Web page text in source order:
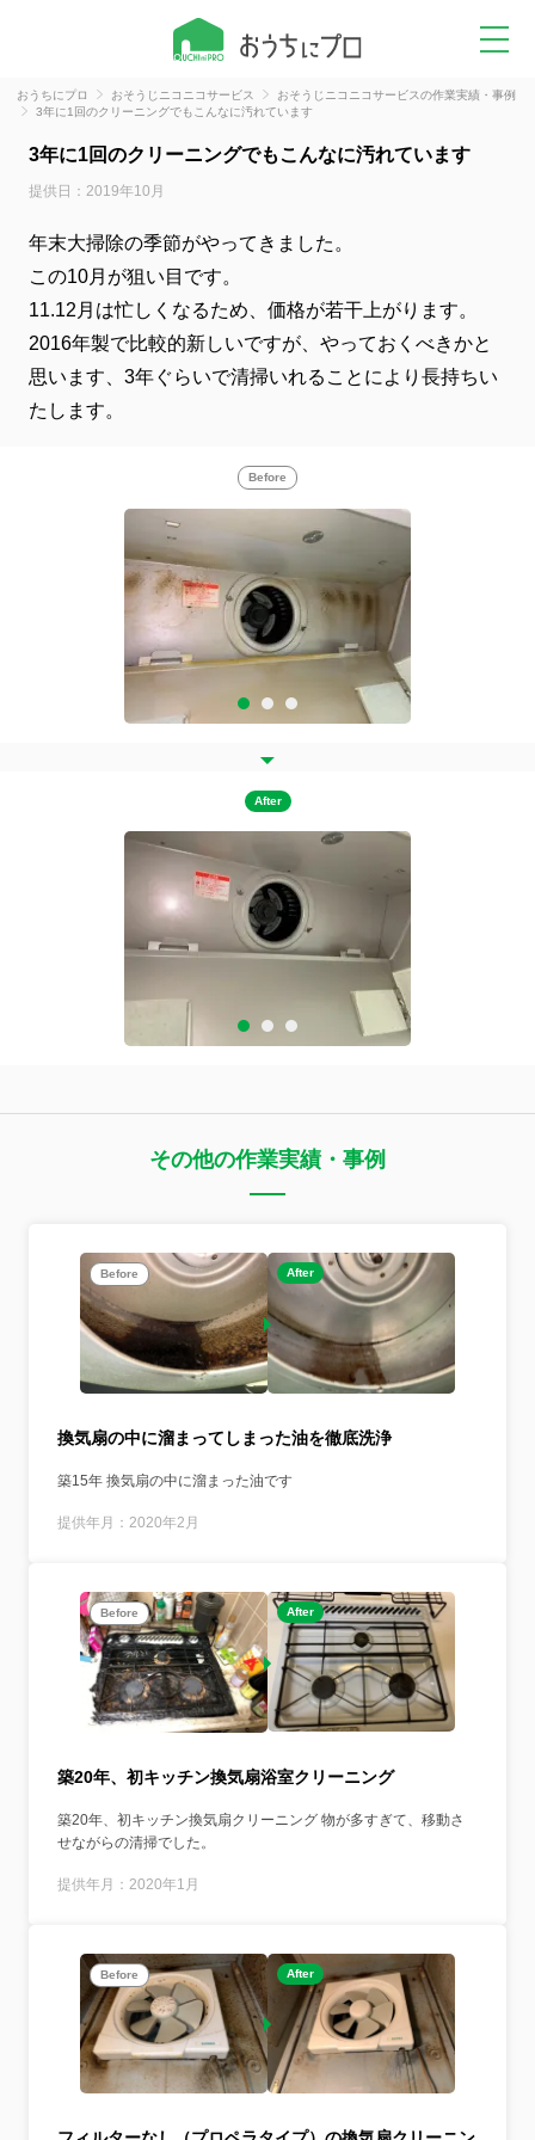
おうちにプロ おそうじニコニコサービス
おそうじニコニコサービスの作業実績・事例
3年に1回のクリーニングでもこんなに汚れています
3年に1回のクリーニングでもこんなに汚れています
提供日：2019年10月
年末大掃除の季節がやってきました。
この10月が狙い目です。
11.12月は忙しくなるため、価格が若干上がります。
2016年製で比較的新しいですが、やっておくべきかと
思います、3年ぐらいで清掃いれることにより長持ちい
たします。
Before
After
その他の作業実績・事例
Before After
換気扇の中に溜まってしまった油を徹底洗浄
築15年 換気扇の中に溜まった油です
提供年月：2020年2月
Before After
築20年、初キッチン換気扇浴室クリーニング
築20年、初キッチン換気扇クリーニング 物が多すぎて、移動さ
せながらの清掃でした。
提供年月：2020年1月
Before After